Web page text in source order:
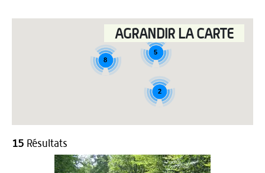
2
8
5
AGRANDIR LA CARTE
15 Résultats